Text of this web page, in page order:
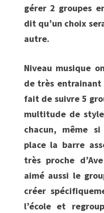
gérer 2 groupes
dit qu’un choix
autre.
Niveau musique
de très entrainant
fait de suivre 5
multitude de
chacun, même
place la barre
très proche
aimé aussi le
créer
l’école et